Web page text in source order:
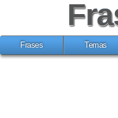
Frases Temas